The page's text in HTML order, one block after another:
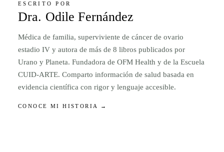
ESCRITO POR
Dra. Odile Fernández
Médica de familia, superviviente de cáncer de ovario
estadio IV y autora de más de 8 libros publicados por
Urano y Planeta. Fundadora de OFM Health y de la Escuela
CUID-ARTE. Comparto información de salud basada en
evidencia científica con rigor y lenguaje accesible.
CONOCE MI HISTORIA →